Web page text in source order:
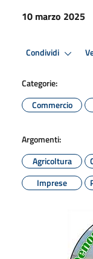
10 marzo 2025
Condividi
Categorie:
Commercio
Argomenti:
Agricoltura
Imprese